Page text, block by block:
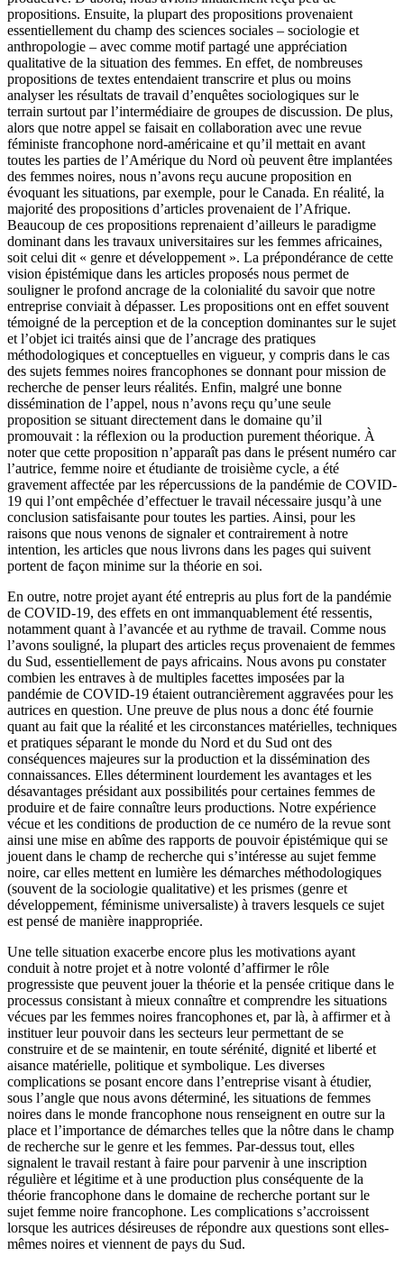
propositions. Ensuite, la plupart des propositions provenaient
essentiellement du champ des sciences sociales – sociologie et
anthropologie – avec comme motif partagé une appréciation
qualitative de la situation des femmes. En effet, de nombreuses
propositions de textes entendaient transcrire et plus ou moins
analyser les résultats de travail d’enquêtes sociologiques sur le
terrain surtout par l’intermédiaire de groupes de discussion. De plus,
alors que notre appel se faisait en collaboration avec une revue
féministe francophone nord-américaine et qu’il mettait en avant
toutes les parties de l’Amérique du Nord où peuvent être implantées
des femmes noires, nous n’avons reçu aucune proposition en
évoquant les situations, par exemple, pour le Canada. En réalité, la
majorité des propositions d’articles provenaient de l’Afrique.
Beaucoup de ces propositions reprenaient d’ailleurs le paradigme
dominant dans les travaux universitaires sur les femmes africaines,
soit celui dit « genre et développement ». La prépondérance de cette
vision épistémique dans les articles proposés nous permet de
souligner le profond ancrage de la colonialité du savoir que notre
entreprise conviait à dépasser. Les propositions ont en effet souvent
témoigné de la perception et de la conception dominantes sur le sujet
et l’objet ici traités ainsi que de l’ancrage des pratiques
méthodologiques et conceptuelles en vigueur, y compris dans le cas
des sujets femmes noires francophones se donnant pour mission de
recherche de penser leurs réalités. Enfin, malgré une bonne
dissémination de l’appel, nous n’avons reçu qu’une seule
proposition se situant directement dans le domaine qu’il
promouvait : la réflexion ou la production purement théorique. À
noter que cette proposition n’apparaît pas dans le présent numéro car
l’autrice, femme noire et étudiante de troisième cycle, a été
gravement affectée par les répercussions de la pandémie de COVID-
19 qui l’ont empêchée d’effectuer le travail nécessaire jusqu’à une
conclusion satisfaisante pour toutes les parties. Ainsi, pour les
raisons que nous venons de signaler et contrairement à notre
intention, les articles que nous livrons dans les pages qui suivent
portent de façon minime sur la théorie en soi.
En outre, notre projet ayant été entrepris au plus fort de la pandémie
de COVID-19, des effets en ont immanquablement été ressentis,
notamment quant à l’avancée et au rythme de travail. Comme nous
l’avons souligné, la plupart des articles reçus provenaient de femmes
du Sud, essentiellement de pays africains. Nous avons pu constater
combien les entraves à de multiples facettes imposées par la
pandémie de COVID-19 étaient outrancièrement aggravées pour les
autrices en question. Une preuve de plus nous a donc été fournie
quant au fait que la réalité et les circonstances matérielles, techniques
et pratiques séparant le monde du Nord et du Sud ont des
conséquences majeures sur la production et la dissémination des
connaissances. Elles déterminent lourdement les avantages et les
désavantages présidant aux possibilités pour certaines femmes de
produire et de faire connaître leurs productions. Notre expérience
vécue et les conditions de production de ce numéro de la revue sont
ainsi une mise en abîme des rapports de pouvoir épistémique qui se
jouent dans le champ de recherche qui s’intéresse au sujet femme
noire, car elles mettent en lumière les démarches méthodologiques
(souvent de la sociologie qualitative) et les prismes (genre et
développement, féminisme universaliste) à travers lesquels ce sujet
est pensé de manière inappropriée.
Une telle situation exacerbe encore plus les motivations ayant
conduit à notre projet et à notre volonté d’affirmer le rôle
progressiste que peuvent jouer la théorie et la pensée critique dans le
processus consistant à mieux connaître et comprendre les situations
vécues par les femmes noires francophones et, par là, à affirmer et à
instituer leur pouvoir dans les secteurs leur permettant de se
construire et de se maintenir, en toute sérénité, dignité et liberté et
aisance matérielle, politique et symbolique. Les diverses
complications se posant encore dans l’entreprise visant à étudier,
sous l’angle que nous avons déterminé, les situations de femmes
noires dans le monde francophone nous renseignent en outre sur la
place et l’importance de démarches telles que la nôtre dans le champ
de recherche sur le genre et les femmes. Par-dessus tout, elles
signalent le travail restant à faire pour parvenir à une inscription
régulière et légitime et à une production plus conséquente de la
théorie francophone dans le domaine de recherche portant sur le
sujet femme noire francophone. Les complications s’accroissent
lorsque les autrices désireuses de répondre aux questions sont elles-
mêmes noires et viennent de pays du Sud.